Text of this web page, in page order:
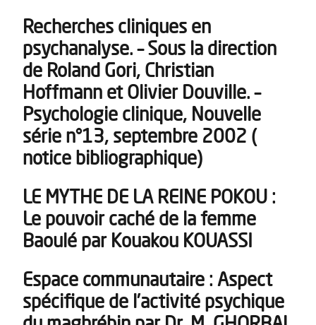
Recherches cliniques en
psychanalyse. – Sous la direction
de Roland Gori, Christian
Hoffmann et Olivier Douville. –
Psychologie clinique, Nouvelle
série n°13, septembre 2002 (
notice bibliographique)
LE MYTHE DE LA REINE POKOU :
Le pouvoir caché de la femme
Baoulé par Kouakou KOUASSI
Espace communautaire : Aspect
spécifique de l’activité psychique